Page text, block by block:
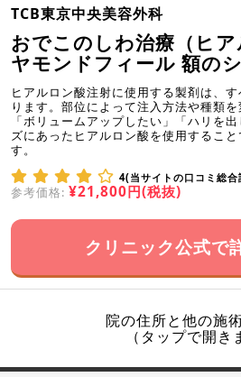
TCB東京中央美容外科
おでこのしわ治療（ヒ
ヤモンドフィール 額のシ
ヒアルロン酸注射に使用する製剤は、
ります。部位によって注入方法や種類を
「ボリュームアップしたい」「ハリを
ズにあったヒアルロン酸を使用するこ
す。
4(当サイトの口コミ総合
参考価格: ¥21,800円(税抜)
クリニック公式で
院の住所と他の施
（タップで開き